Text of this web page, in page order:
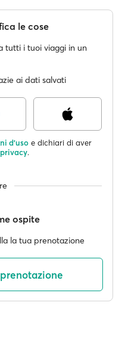
le cose
tutti i tuoi viaggi in un
ai dati salvati
d'uso e dichiari di aver
.
ospite
la tua prenotazione